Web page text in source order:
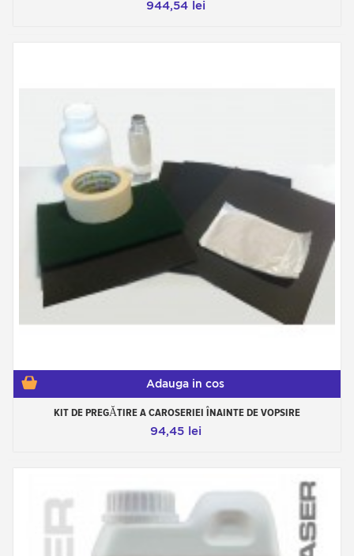
944,54 lei
Adauga in cos
KIT DE PREGĂTIRE A CAROSERIEI ÎNAINTE DE VOPSIRE
94,45 lei